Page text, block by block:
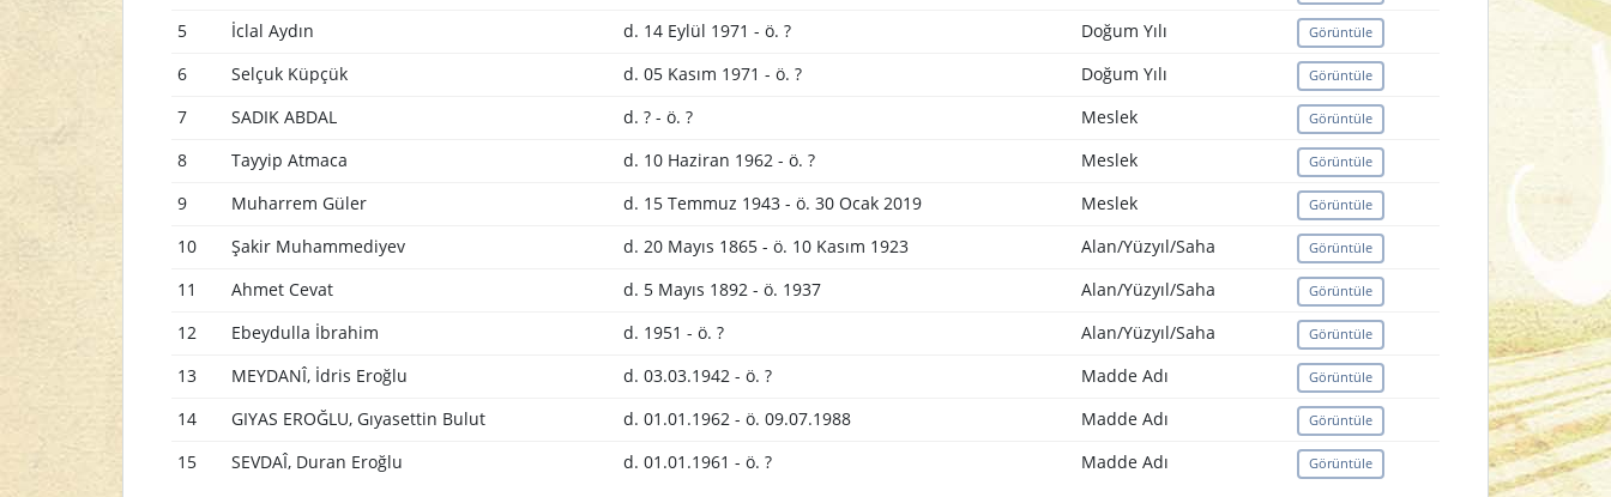
5 İclal Aydın d. 14 Eylül 1971 - ö. ? Doğum Yılı Görüntüle
6 Selçuk Küpçük d. 05 Kasım 1971 - ö. ? Doğum Yılı Görüntüle
7 SADIK ABDAL d. ? - ö. ? Meslek Görüntüle
8 Tayyip Atmaca d. 10 Haziran 1962 - ö. ? Meslek Görüntüle
9 Muharrem Güler d. 15 Temmuz 1943 - ö. 30 Ocak 2019 Meslek Görüntüle
10 Şakir Muhammediyev d. 20 Mayıs 1865 - ö. 10 Kasım 1923 Alan/Yüzyıl/Saha Görüntüle
11 Ahmet Cevat d. 5 Mayıs 1892 - ö. 1937 Alan/Yüzyıl/Saha Görüntüle
12 Ebeydulla İbrahim d. 1951 - ö. ? Alan/Yüzyıl/Saha Görüntüle
13 MEYDANÎ, İdris Eroğlu d. 03.03.1942 - ö. ? Madde Adı Görüntüle
14 GIYAS EROĞLU, Gıyasettin Bulut d. 01.01.1962 - ö. 09.07.1988 Madde Adı Görüntüle
15 SEVDAÎ, Duran Eroğlu d. 01.01.1961 - ö. ? Madde Adı Görüntüle